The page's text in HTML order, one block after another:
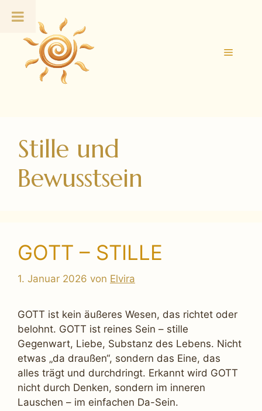
Inhalt
springen
Menü
Stille und
Bewusstsein
GOTT – STILLE
1. Januar 2026 von Elvira
GOTT ist kein äußeres Wesen, das richtet oder
belohnt. GOTT ist reines Sein – stille
Gegenwart, Liebe, Substanz des Lebens. Nicht
etwas „da draußen“, sondern das Eine, das
alles trägt und durchdringt. Erkannt wird GOTT
nicht durch Denken, sondern im inneren
Lauschen – im einfachen Da-Sein.